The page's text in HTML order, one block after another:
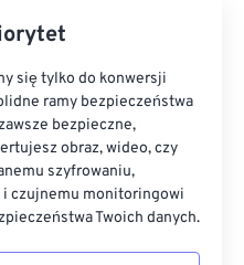
się tylko do konwersji
ramy bezpieczeństwa
bezpieczne,
obraz, wideo, czy
szyfrowaniu,
czujnemu monitoringowi
Twoich danych.